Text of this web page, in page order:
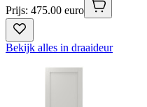
Prijs: 475.00 euro
Bekijk alles in draaideur